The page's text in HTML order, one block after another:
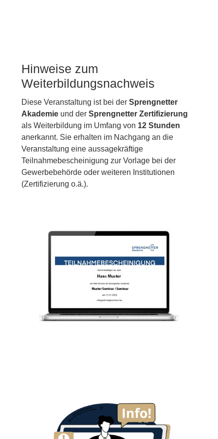
Hinweise zum
Weiterbildungsnachweis
Diese Veranstaltung ist bei der Sprengnetter
Akademie und der Sprengnetter Zertifizierung
als Weiterbildung im Umfang von 12 Stunden
anerkannt. Sie erhalten im Nachgang an die
Veranstaltung eine aussagekräftige
Teilnahmebescheinigung zur Vorlage bei der
Gewerbebehörde oder weiteren Institutionen
(Zertifizierung o.ä.).